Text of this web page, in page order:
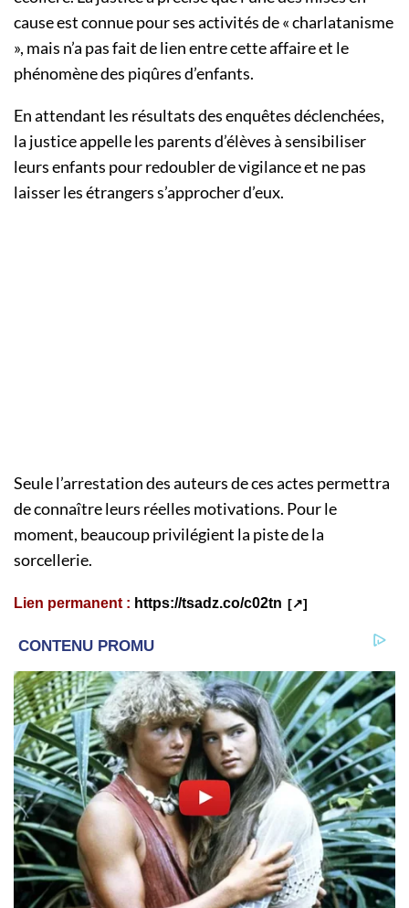
cause est connue pour ses activités de « charlatanisme
», mais n’a pas fait de lien entre cette affaire et le
phénomène des piqûres d’enfants.
En attendant les résultats des enquêtes déclenchées,
la justice appelle les parents d’élèves à sensibiliser
leurs enfants pour redoubler de vigilance et ne pas
laisser les étrangers s’approcher d’eux.
Seule l’arrestation des auteurs de ces actes permettra
de connaître leurs réelles motivations. Pour le
moment, beaucoup privilégient la piste de la
sorcellerie.
Lien permanent : https://tsadz.co/c02tn